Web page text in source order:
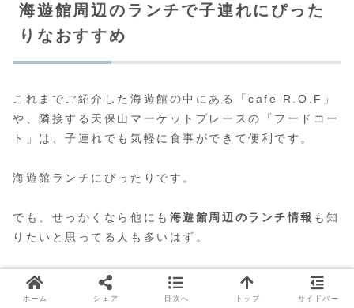
海遊館周辺のランチで子連れにぴった
りなおすすめ
これまでご紹介した海遊館の中にある「cafe R.O.F」
や、隣接する天保山マーケットプレースの「フードコー
ト」は、子連れでも気軽に食事ができて便利です。
海遊館ランチにぴったりです。
でも、せっかくなら他にも 海遊館周辺のランチ情報 も知
りたいと思ってる人も多いはず。
ここでは「cafe ROF」やフードコート以外で、特に
連れランチにぴったりのお店をいくつかご紹介します。
ホーム シェア 目次へ トップ サイドバー